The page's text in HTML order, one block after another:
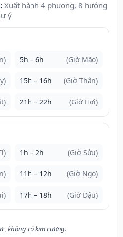
Xuất hành 4 phương, 8 hướng
ý
5h – 6h (Giờ Mão)
15h – 16h (Giờ Thân)
21h – 22h (Giờ Hợi)
1h – 2h (Giờ Sửu)
11h – 12h (Giờ Ngọ)
17h – 18h (Giờ Dậu)
không có kim cương.